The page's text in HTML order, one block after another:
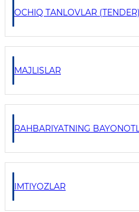
OCHIQ TANLOVLAR (TENDER)
MAJLISLAR
RAHBARIYATNING
IMTIYOZLAR